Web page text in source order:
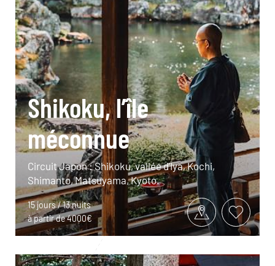
Shikoku, l’île
méconnue
Circuit Japon : Shikoku, vallée d’Iya, Kochi,
Shimanto, Matsuyama, Kyoto.
15 jours / 13 nuits
à partir de 4000€